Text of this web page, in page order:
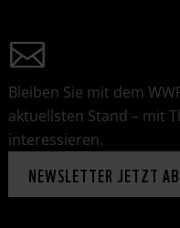
Bleiben Sie mit dem
aktuellsten Stand – mit
interessieren.
NEWSLETTER JETZT